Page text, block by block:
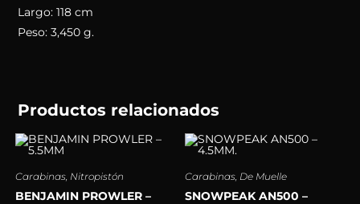
Largo: 118 cm
Peso: 3,450 g.
Productos relacionados
Carabinas, Nitropistón
BENJAMIN PROWLER –
Carabinas De Muelle
SNOWPEAK AN500 –